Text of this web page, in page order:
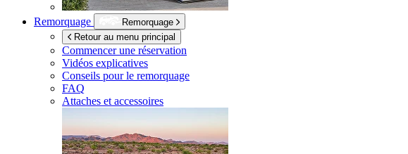
Remorquage
Remorquage
Retour au menu principal
Commencer une réservation
Vidéos explicatives
Conseils pour le remorquage
FAQ
Attaches et accessoires